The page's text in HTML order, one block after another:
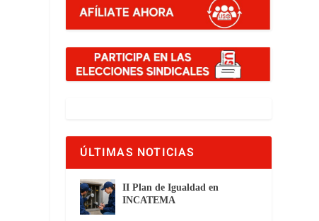
ÚLTIMAS NOTICIAS
II Plan de Igualdad en
INCATEMA